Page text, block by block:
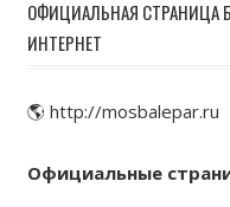
ОФИЦИАЛЬНАЯ СТРАНИЦА
ИНТЕРНЕТ
🌎 http://mosbalepar.ru
Официальные